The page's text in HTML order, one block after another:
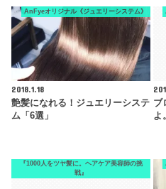
AnFyeオリジナル《ジュエリーシステム》
2018.1.18
艶髪になれる！ジュエリーシステ
ム「6選」
ブ
よ。
『1000人をツヤ髪に。ヘアケア美容師の挑
戦』